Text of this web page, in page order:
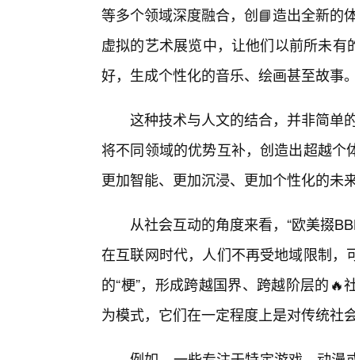
等多个领域深度融合，创📘造出全新的
虚拟的艺术展览中，让他们以前所未
好，生成个性化的音乐、绘画甚至故事
这种技术与人文的结合，并非简单
将不同领域的优势互补，创造出超越
更加智能、更加沉浸、更加个性化的未
从社会互动的角度来看，“欧美掇
在互联网时代，人们不再受地域限制
的“梗”，形成跨越国界、跨越阶层的
为模式，它们在一定程度上是对传统社